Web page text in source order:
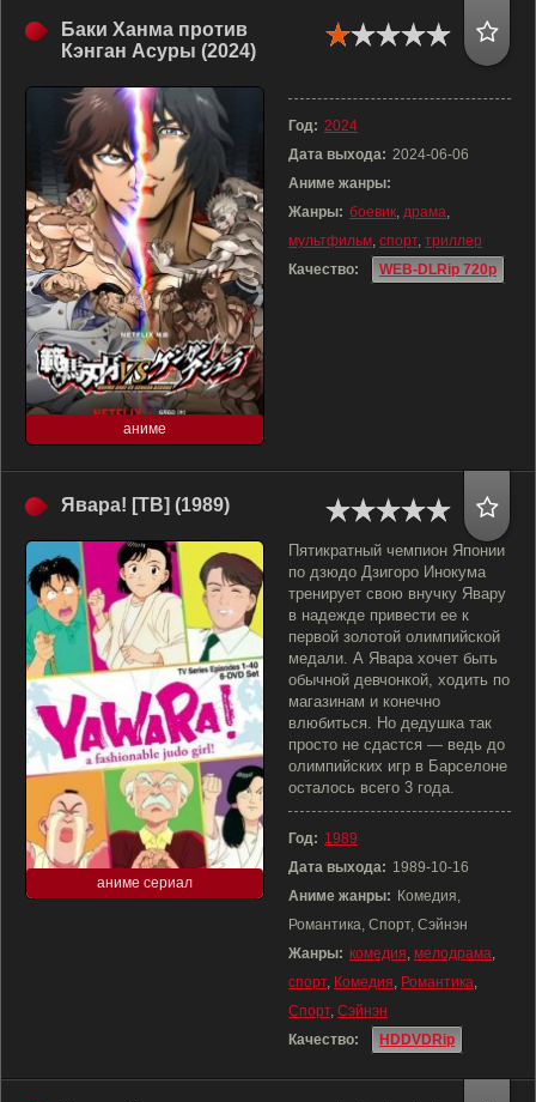
Баки Ханма против
Кэнган Асуры (2024)
аниме
Год: 2024
Дата выхода: 2024-06-06
Аниме жанры:
Жанры: боевик, драма,
мультфильм, спорт, триллер
Качество:
WEB-DLRip 720p
Явара! [ТВ] (1989)
аниме сериал
Пятикратный чемпион Японии
по дзюдо Дзигоро Инокума
тренирует свою внучку Явару
в надежде привести ее к
первой золотой олимпийской
медали. А Явара хочет быть
обычной девчонкой, ходить по
магазинам и конечно
влюбиться. Но дедушка так
просто не сдастся — ведь до
олимпийских игр в Барселоне
осталось всего 3 года.
Год: 1989
Дата выхода: 1989-10-16
Аниме жанры: Комедия,
Романтика, Спорт, Сэйнэн
Жанры: комедия, мелодрама,
спорт, Комедия, Романтика,
Спорт, Сэйнэн
Качество:
HDDVDRip